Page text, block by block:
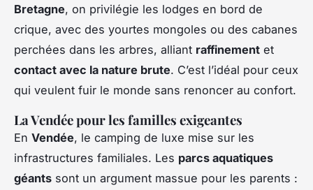
Bretagne, on privilégie les lodges en bord de
crique, avec des yourtes mongoles ou des cabanes
perchées dans les arbres, alliant raffinement et
contact avec la nature brute. C’est l’idéal pour ceux
qui veulent fuir le monde sans renoncer au confort.
La Vendée pour les familles exigeantes
En Vendée, le camping de luxe mise sur les
infrastructures familiales. Les parcs aquatiques
géants sont un argument massue pour les parents :